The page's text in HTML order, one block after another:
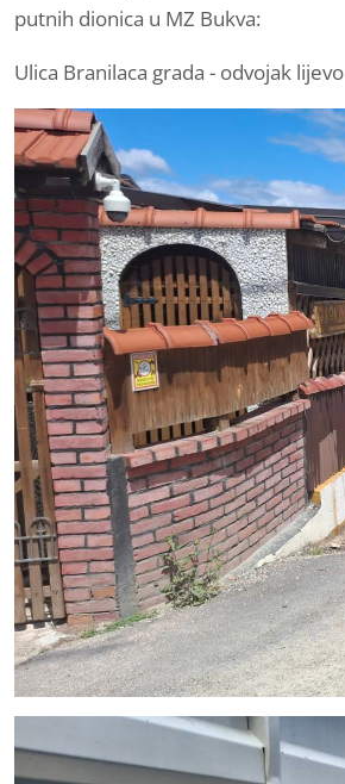
putnih dionica u MZ Bukva:
Ulica Branilaca grada - odvojak lijevo